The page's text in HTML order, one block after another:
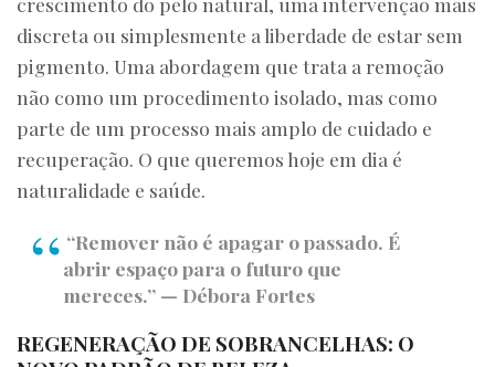
discreta ou simplesmente a liberdade de estar sem
pigmento. Uma abordagem que trata a remoção
não como um procedimento isolado, mas como
parte de um processo mais amplo de cuidado e
recuperação. O que queremos hoje em dia é
naturalidade e saúde.
“Remover não é apagar o passado. É
abrir espaço para o futuro que
mereces.” — Débora Fortes
REGENERAÇÃO DE SOBRANCELHAS: O